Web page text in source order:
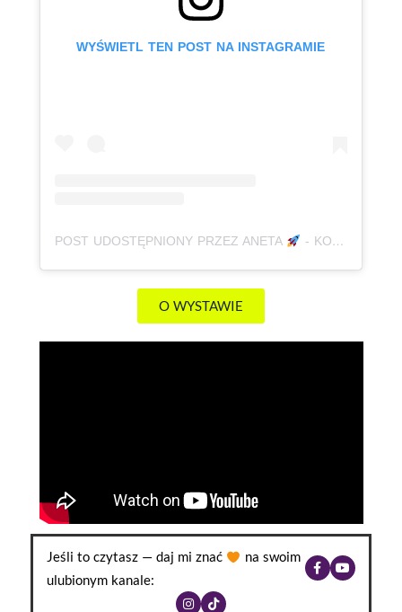
WYŚWIETL TEN POST NA INSTAGRAMIE
POST UDOSTĘPNIONY PRZEZ ANETA - KOREPETYCJE, JĘZYK POLSKI | MATURA | E8 | ADHD (@BABAODPOLSKIEGO)
O WYSTAWIE
Jeśli to czytasz — daj mi znać
na swoim
ulubionym kanale: